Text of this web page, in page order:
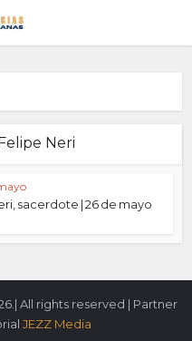
Neri
sacerdote | 26 de mayo
All rights reserved | Partner
JEZZ Media